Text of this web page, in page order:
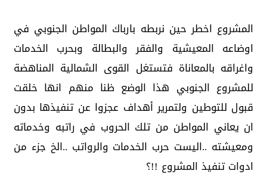
المشروع اخطر حين نربطه بارباك المواطن الجنوبي في
اوضاعه المعيشية والفقر والبطالة وبحرب الخدمات
واغراقه بالمعاناة فتستغل القوى الشمالية المناهضة
للمشروع الجنوبي هذا الوضع ظنا منهم انها خلقت
قبول للتوطين ولتمرير أهداف عجزوا عن تنفيذها بدون
ان يعاني المواطن من تلك الحروب في راتبه وخدماته
ومعيشته ..اليست حرب الخدمات والرواتب ..الخ جزء من
ادوات تنفيذ المشروع !!؟